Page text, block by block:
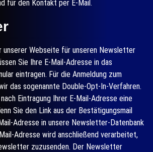
für den Kontakt per E-Mail.
unserer Webseite für unseren Newsletter
Sie Ihre E-Mail-Adresse in das
eintragen. Für die Anmeldung zum
das sogenannte Double-Opt-In-Verfahren.
Eintragung Ihrer E-Mail-Adresse eine
Sie den Link aus der Bestätigungsmail
Adresse in unsere Newsletter-Datenbank
Adresse wird anschließend verarbeitet,
zuzusenden. Der Newsletter